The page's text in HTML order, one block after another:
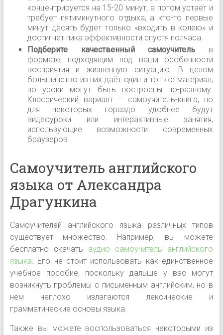
концентрируется на 15-20 минут, а потом устаёт и
требует пятиминутного отдыха, а кто-то первые
минут десять будет только «входить в колею» и
достигнет пика эффективности спустя полчаса.
Подберите качественный самоучитель в
формате, подходящим под ваши особенности
восприятия и жизненную ситуацию. В целом
большинство из них даёт один и тот же материал,
но уроки могут быть построены по-разному.
Классический вариант – самоучитель-книга, но
для некоторых гораздо удобнее будут
видеоуроки или интерактивные занятия,
использующие возможности современных
браузеров.
Самоучитель английского
языка от Александра
Драгункина
Самоучителей английского языка различных типов
существует множество. Например, вы можете
бесплатно скачать аудио самоучитель английского
языка. Его не стоит использовать как единственное
учебное пособие, поскольку дальше у вас могут
возникнуть проблемы с письменным английским, но в
нём неплохо излагаются лексические и
грамматические основы языка.
Также вы можете воспользоваться некоторыми из